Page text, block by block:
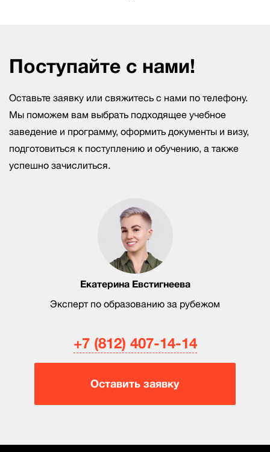
Поступайте с нами!
Екатерина Евстигнеева
Эксперт по образованию за рубежом
Оставьте заявку или свяжитесь с нами по телефону.
Мы поможем вам выбрать подходящее учебное
заведение и программу, оформить документы и визу,
подготовиться к поступлению и обучению, а также
успешно зачислиться.
+7 (812) 407-14-14
Оставить заявку